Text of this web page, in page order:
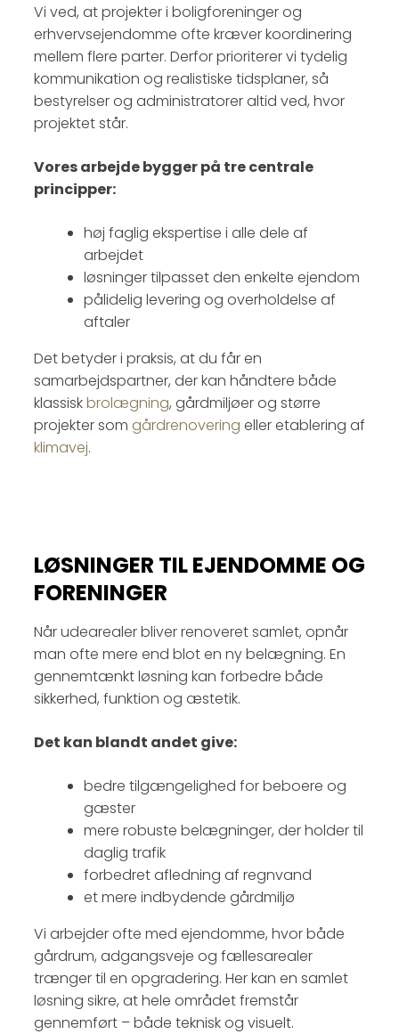
Vi ved, at projekter i boligforeninger og
erhvervsejendomme ofte kræver koordinering
mellem flere parter. Derfor prioriterer vi tydelig
kommunikation og realistiske tidsplaner, så
bestyrelser og administratorer altid ved, hvor
projektet står.
Vores arbejde bygger på tre centrale
principper:
høj faglig ekspertise i alle dele af
arbejdet
løsninger tilpasset den enkelte ejendom
pålidelig levering og overholdelse af
aftaler
Det betyder i praksis, at du får en
samarbejdspartner, der kan håndtere både
klassiskbrolægning, gårdmiljøer og større
projekter som gårdrenovering eller etablering af
klimavej.
LØSNINGER TIL EJENDOMME OG
FORENINGER
Når udearealer bliver renoveret samlet, opnår
man ofte mere end blot en ny belægning. En
gennemtænkt løsning kan forbedre både
sikkerhed, funktion og æstetik.
Det kan blandt andet give:
bedre tilgængelighed for beboere og
gæster
mere robuste belægninger, der holder til
daglig trafik
forbedret afledning af regnvand
et mere indbydende gårdmiljø
Vi arbejder ofte med ejendomme, hvor både
gårdrum, adgangsveje og fællesarealer
trænger til en opgradering. Her kan en samlet
løsning sikre, at hele området fremstår
gennemført – både teknisk og visuelt.